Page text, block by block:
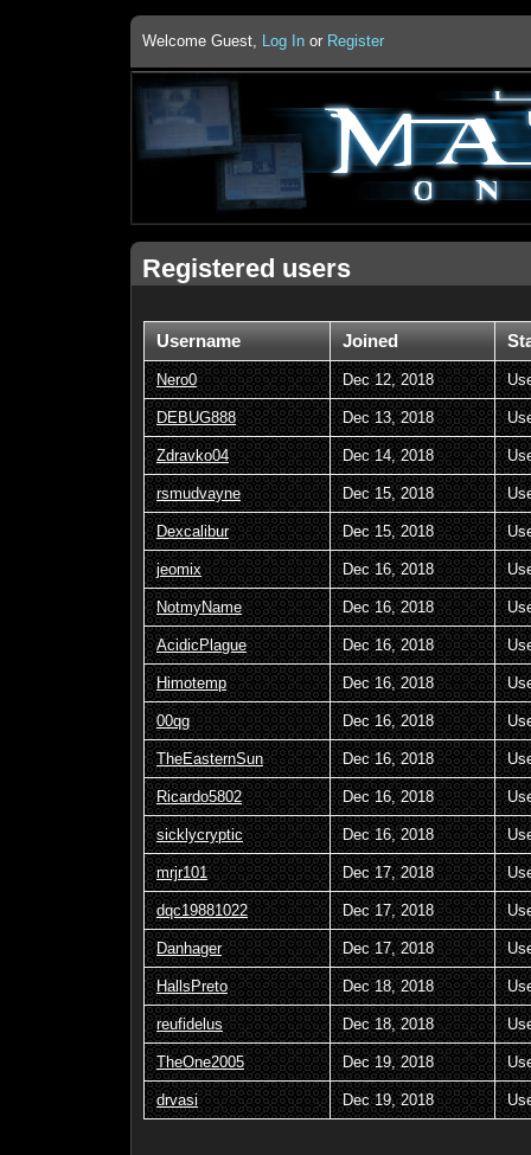
Welcome Guest, Log In or Register
Registered users
Username Joined
Nero0 Dec 12, 2018
DEBUG888 Dec 13, 2018
Zdravko04 Dec 14, 2018
rsmudvayne Dec 15, 2018
Dexcalibur Dec 15, 2018
jeomix Dec 16, 2018
NotmyName Dec 16, 2018
AcidicPlague Dec 16, 2018
Himotemp Dec 16, 2018
00qg Dec 16, 2018
TheEasternSun Dec 16, 2018
Ricardo5802 Dec 16, 2018
sicklycryptic Dec 16, 2018
mrjr101 Dec 17, 2018
dqc19881022 Dec 17, 2018
Danhager Dec 17, 2018
HallsPreto Dec 18, 2018
reufidelus Dec 18, 2018
TheOne2005 Dec 19, 2018
drvasi Dec 19, 2018